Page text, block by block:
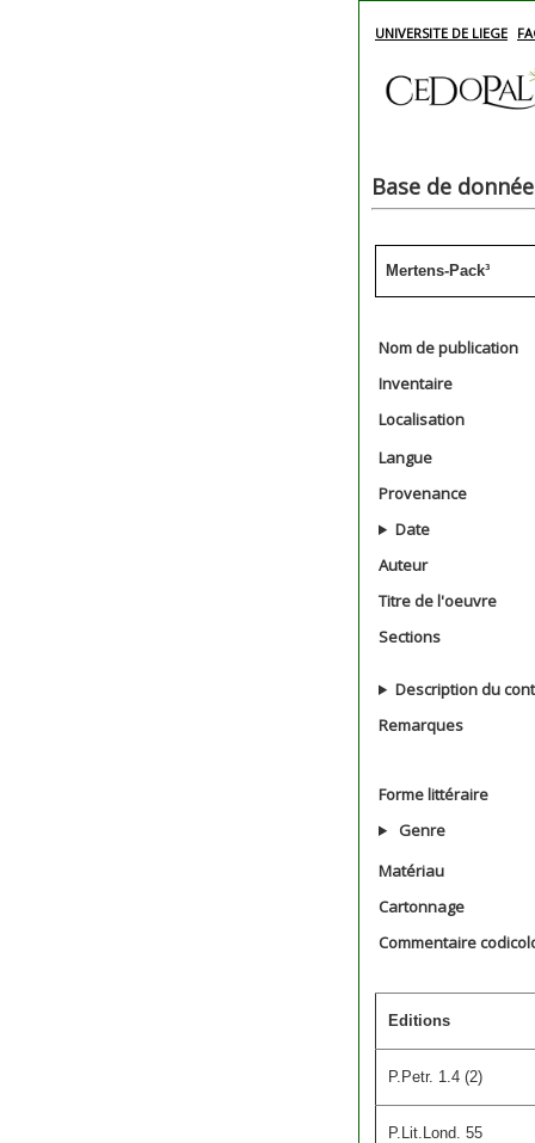
UNIVERSITE DE LIEGE
Base de
Mertens-Pack³
Nom de publication
Inventaire
Localisation
Langue
Provenance
Date
Auteur
Titre de l'oeuvre
Sections
Description du
Remarques
Forme littéraire
Genre
Matériau
Cartonnage
Commentaire
Editions
P.Petr. 1.4 (2)
P.Lit.Lond. 55